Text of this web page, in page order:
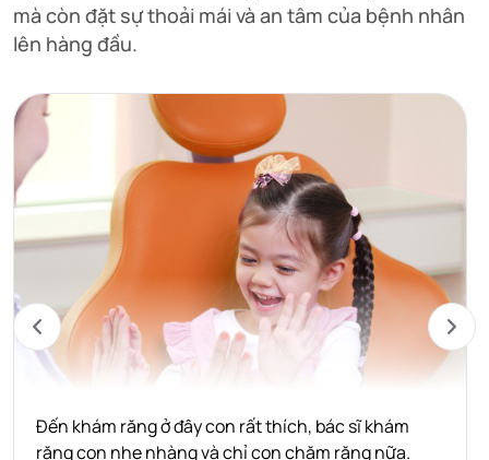
mà còn đặt sự thoải mái và an tâm của bệnh nhân
lên hàng đầu.
Đến khám răng ở đây con rất thích, bác sĩ khám
răng con nhẹ nhàng và chỉ con chăm răng nữa.